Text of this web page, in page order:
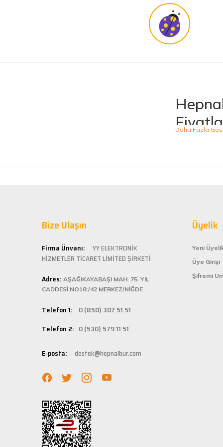
ü... ş... | 22/01/2025
Deneyimini Paylaş
alışveriş
ömürlü
Kolay
istediğiniz
bilgilere
Hızlı
adresinize
Bize Ulaşın
Firma Ünvanı:
YY ELEKTRONİK
HİZMETLER TİCARET LİMİTED ŞİRKETİ
Adres: AŞAĞIKAYABAŞI MAH. 75. YIL
CADDESİ NO18:/42 MERKEZ/NİĞDE
Telefon 1: 0 (850) 307 51 51
Telefon 2: 0 (530) 579 11 51
E-posta: destek@hepnalbur.com
Üyelik
Yeni
Üye Girişi
Şifremi